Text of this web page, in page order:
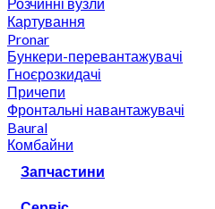
Розчинні вузли
Картування
Pronar
Бункери-перевантажувачі
Гноєрозкидачі
Причепи
Фронтальні навантажувачі
Baural
Комбайни
Запчастини